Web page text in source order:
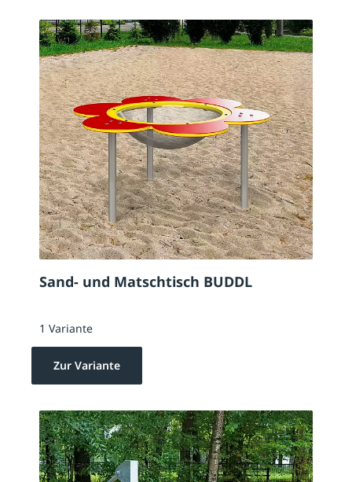
Sand- und Matschtisch BUDDL
1 Variante
Zur Variante